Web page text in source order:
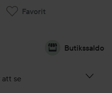
Favorit
Butikssaldo
se